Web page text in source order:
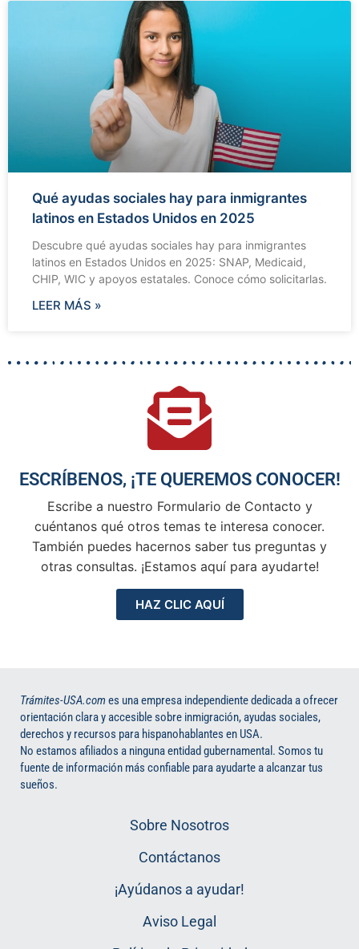
Qué ayudas sociales hay para inmigrantes
latinos en Estados Unidos en 2025
Descubre qué ayudas sociales hay para inmigrantes
latinos en Estados Unidos en 2025: SNAP, Medicaid,
CHIP, WIC y apoyos estatales. Conoce cómo solicitarlas.
LEER MÁS »
ESCRÍBENOS, ¡TE QUEREMOS CONOCER!
Escribe a nuestro Formulario de Contacto y
cuéntanos qué otros temas te interesa conocer.
También puedes hacernos saber tus preguntas y
otras consultas. ¡Estamos aquí para ayudarte!
HAZ CLIC AQUÍ
Trámites-USA.comes una empresa independiente dedicada a ofrecer
orientación clara y accesible sobre inmigración, ayudas sociales,
derechos y recursos para hispanohablantes en USA.
No estamos afiliados a ninguna entidad gubernamental. Somos tu
fuente de información más confiable para ayudarte a alcanzar tus
sueños.
Sobre Nosotros
Contáctanos
¡Ayúdanos a ayudar!
Aviso Legal